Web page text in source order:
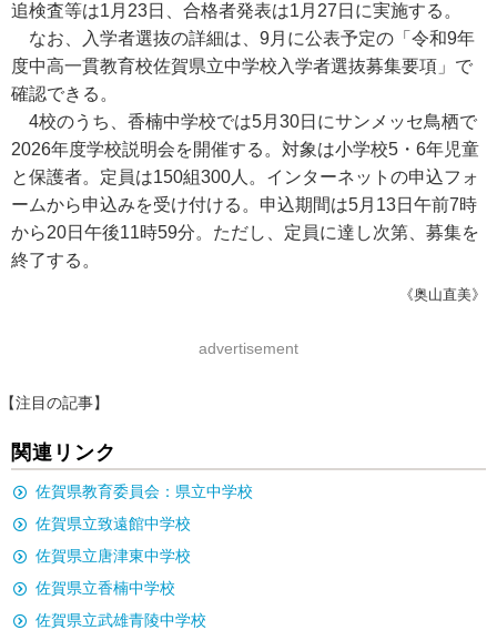
追検査等は1月23日、合格者発表は1月27日に実施する。
なお、入学者選抜の詳細は、9月に公表予定の「令和9年
度中高一貫教育校佐賀県立中学校入学者選抜募集要項」で
確認できる。
4校のうち、香楠中学校では5月30日にサンメッセ鳥栖で
2026年度学校説明会を開催する。対象は小学校5・6年児童
と保護者。定員は150組300人。インターネットの申込フォ
ームから申込みを受け付ける。申込期間は5月13日午前7時
から20日午後11時59分。ただし、定員に達し次第、募集を
終了する。
《奥山直美》
advertisement
【注目の記事】
関連リンク
佐賀県教育委員会：県立中学校
佐賀県立致遠館中学校
佐賀県立唐津東中学校
佐賀県立香楠中学校
佐賀県立武雄青陵中学校